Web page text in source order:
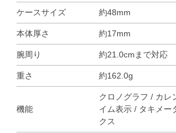
ケースサイズ 約48mm
本体厚さ 約17mm
腕周り 約21.0cmまで対応
重さ 約162.0g
機能
クロノグラフ / カレ
イム表示 / タキメー
クス